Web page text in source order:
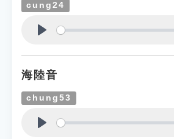
cung24
海陸音
chung53